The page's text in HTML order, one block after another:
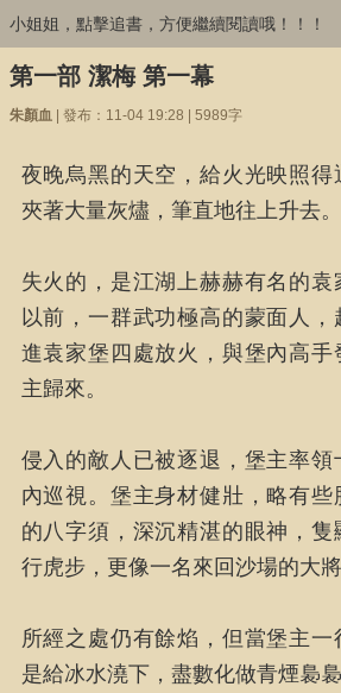
小姐姐，點擊追書，方便繼續閱讀哦！！！
第一部 潔梅 第一幕
朱顏血| 發布：11-04 19:28 | 5989字
夜晚烏黑的天空，給火光映照得
夾著大量灰燼，筆直地往上升去。
失火的，是江湖上赫赫有名的
以前，一群武功極高的蒙面人
進袁家堡四處放火，與堡內高手
主歸來。
侵入的敵人已被逐退，堡主率領
內巡視。堡主身材健壯，略有些
的八字須，深沉精湛的眼神，隻
行虎步，更像一名來回沙場的大將
所經之處仍有餘焰，但當堡主一
是給冰水澆下，盡數化做青煙裊裊